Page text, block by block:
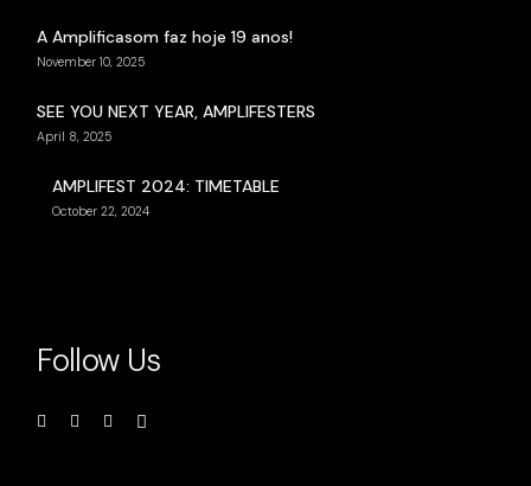
A Amplificasom faz hoje 19 anos!
November 10, 2025
SEE YOU NEXT YEAR, AMPLIFESTERS
April 8, 2025
AMPLIFEST 2024: TIMETABLE
October 22, 2024
Follow Us